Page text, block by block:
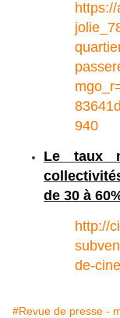
940
Le taux
de 30 à
http://
de-
#Revue de presse -